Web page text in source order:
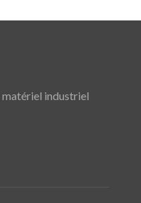
matériel industriel